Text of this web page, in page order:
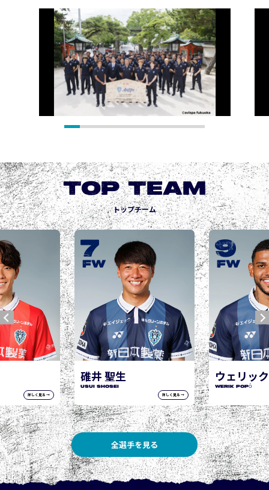
TOP TEAM
トップチーム
詳しく見る →
碓井 聖生
USUI Shosei
詳しく見る →
7
FW
ウェリッ
WERIK POPÓ
9
FW
全選手を見る